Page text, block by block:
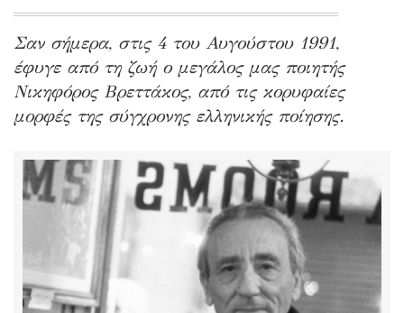
Σαν σήμερα, στις 4 του Αυγούστου 1991,
έφυγε από τη ζωή ο μεγάλος μας ποιητής
Νικηφόρος Βρεττάκος, από τις κορυφαίες
μορφές της σύγχρονης ελληνικής ποίησης.